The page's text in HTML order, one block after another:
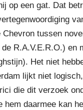
op een gat. Dat
Chevron tussen
R.A.V.E.R.O.) en
Het niet
lijkt niet
die dit verzoek
hem daarmee kan